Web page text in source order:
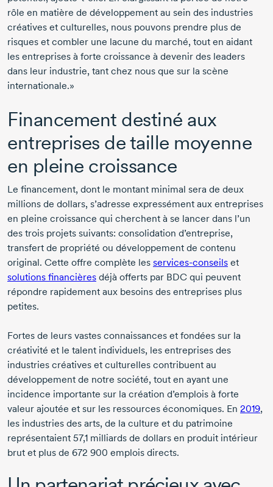
rôle en matière de développement au sein des industries
créatives et culturelles, nous pouvons prendre plus de
risques et combler une lacune du marché, tout en aidant
les entreprises à forte croissance à devenir des leaders
dans leur industrie, tant chez nous que sur la scène
internationale.»
Financement destiné aux
entreprises de taille moyenne
en pleine croissance
Le financement, dont le montant minimal sera de deux
millions de dollars, s’adresse expressément aux entreprises
en pleine croissance qui cherchent à se lancer dans l’un
des trois projets suivants: consolidation d’entreprise,
transfert de propriété ou développement de contenu
original. Cette offre complète les services-conseils et
solutions financières déjà offerts par BDC qui peuvent
répondre rapidement aux besoins des entreprises plus
petites.
Fortes de leurs vastes connaissances et fondées sur la
créativité et le talent individuels, les entreprises des
industries créatives et culturelles contribuent au
développement de notre société, tout en ayant une
incidence importante sur la création d’emplois à forte
valeur ajoutée et sur les ressources économiques. En 2019,
les industries des arts, de la culture et du patrimoine
représentaient 57,1 milliards de dollars en produit intérieur
brut et plus de 672 900 emplois directs.